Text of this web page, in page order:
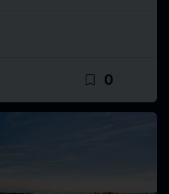
bookmark_border 0